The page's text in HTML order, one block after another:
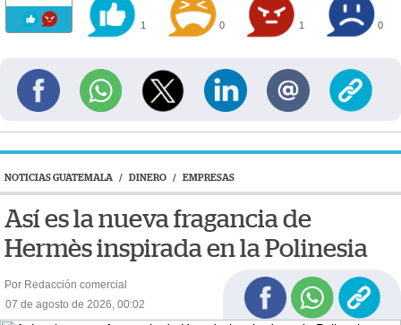
1 0 1 0
NOTICIAS GUATEMALA / DINERO / EMPRESAS
Así es la nueva fragancia de
Hermès inspirada en la Polinesia
Por Redacción comercial
07 de agosto de 2026, 00:02